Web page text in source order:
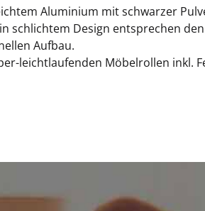
Aluminium mit schwarzer
schlichtem Design entsprechen
Aufbau.
leichtlaufenden Möbelrollen inkl.